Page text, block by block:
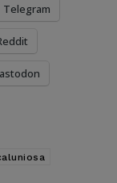
Telegram